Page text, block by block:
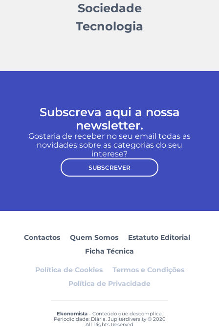
Sociedade
Tecnologia
Subscreva aqui a nossa
newsletter.
Gostaria de receber no seu email todas as
novidades sobre as categorias do seu
interese?
SUBSCREVER
Contactos Quem Somos
Estatuto Editorial
Ficha Técnica
Política de Cookies
Termos e Condições
Política de Privacidade
Ekonomista- Conteúdo que descomplica.
Periodicidade: Diária. Jupiterdiversity © 2026
All Rights Reserved